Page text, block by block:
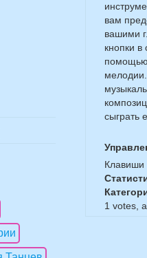
вам
вашими
кнопки
помощью
сыграть
Клавиши
1 votes,